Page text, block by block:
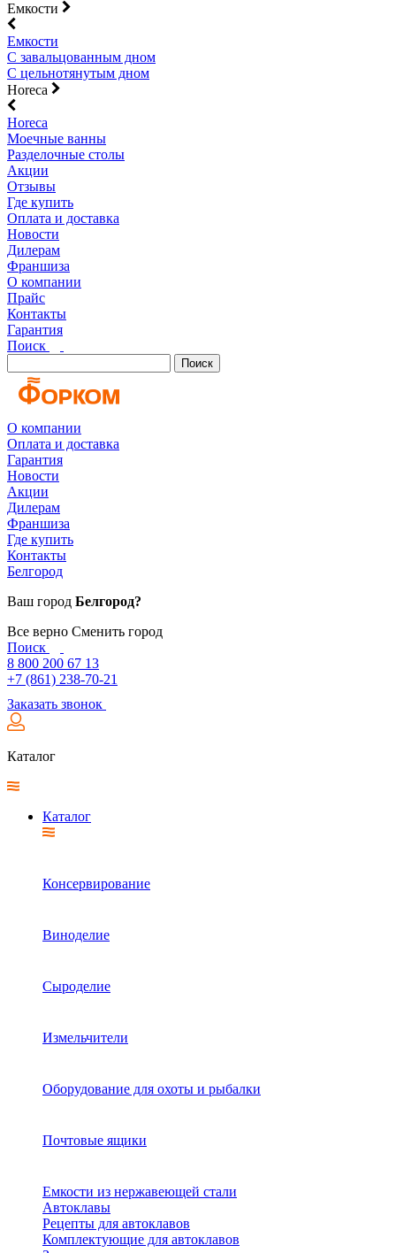
Емкости
Емкости
С завальцованным дном
С цельнотянутым дном
Horeca
Horeca
Моечные ванны
Разделочные столы
Акции
Отзывы
Где купить
Оплата и доставка
Новости
Дилерам
Франшиза
О компании
Прайс
Контакты
Гарантия
Поиск
Поиск
О компании
Оплата и доставка
Гарантия
Новости
Акции
Дилерам
Франшиза
Где купить
Контакты
Белгород
Ваш город Белгород?
Все верно Сменить город
Поиск
8 800 200 67 13
+7 (861) 238-70-21
Заказать звонок
Каталог
Каталог
Консервирование
Виноделие
Сыроделие
Измельчители
Оборудование для охоты и рыбалки
Почтовые ящики
Емкости из нержавеющей стали
Автоклавы
Рецепты для автоклавов
Комплектующие для автоклавов